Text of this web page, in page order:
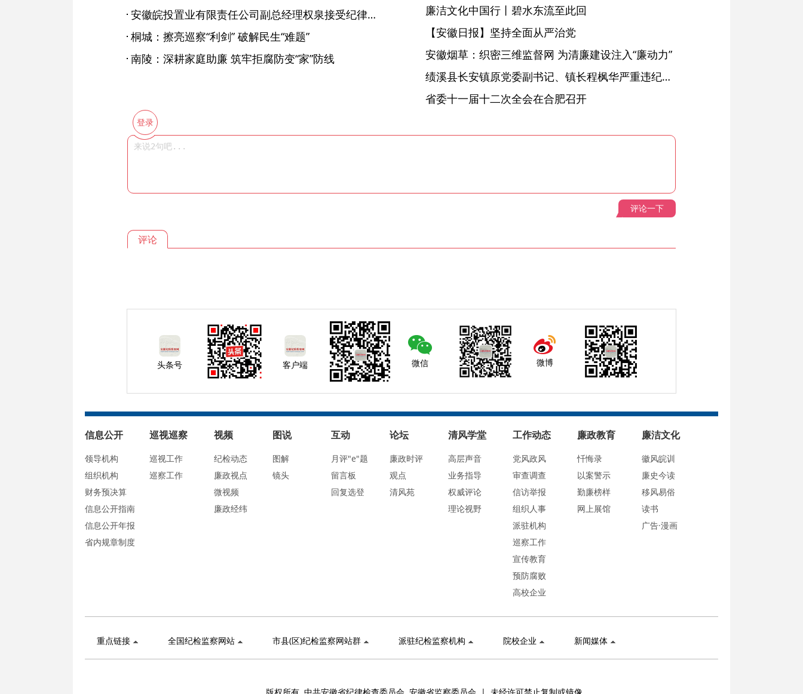
安徽皖投置业有限责任公司副总经理权泉接受纪律审查和监察调查
桐城：擦亮巡察“利剑” 破解民生“难题”
南陵：深耕家庭助廉 筑牢拒腐防变“家”防线
廉洁文化中国行丨碧水东流至此回
【安徽日报】坚持全面从严治党
安徽烟草：织密三维监督网 为清廉建设注入“廉动力”
绩溪县长安镇原党委副书记、镇长程枫华严重违纪违法被开除党籍和公职
省委十一届十二次全会在合肥召开
登录
评论一下
评论
头条号 客户端 微信 微博
信息公开
领导机构
组织机构
财务预决算
信息公开指南
信息公开年报
省内规章制度
巡视巡察
巡视工作
巡察工作
视频
纪检动态
廉政视点
微视频
廉政经纬
图说
图解
镜头
互动
月评"e"题
留言板
回复选登
论坛
廉政时评
观点
清风苑
清风学堂
高层声音
业务指导
权威评论
理论视野
工作动态
党风政风
审查调查
信访举报
组织人事
派驻机构
巡察工作
宣传教育
预防腐败
高校企业
廉政教育
忏悔录
以案警示
勤廉榜样
网上展馆
廉洁文化
徽风皖训
廉史今读
移风易俗
读书
广告·漫画
重点链接 全国纪检监察网站 市县(区)纪检监察网站群 派驻纪检监察机构 院校企业 新闻媒体